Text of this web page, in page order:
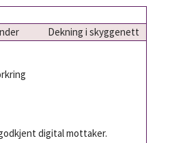
Dekning i skyggenett
digital mottaker.